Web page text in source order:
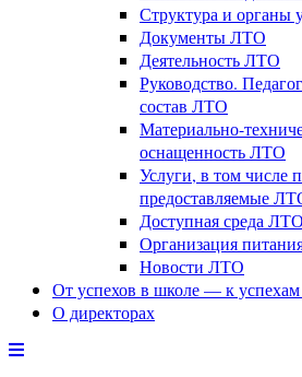
Структура и органы
Документы ЛТО
Деятельность ЛТО
Руководство.
состав ЛТО
Материально-
оснащенность ЛТО
Услуги, в том числе
предоставляемые
Доступная среда ЛТО
Организация
Новости ЛТО
От успехов в школе — к
О директорах